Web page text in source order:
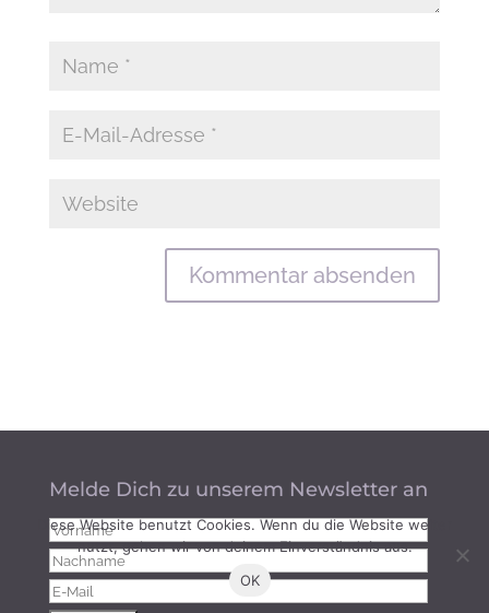
Melde Dich zu unserem Newsletter an
Diese Website benutzt Cookies. Wenn du die Website weiter
nutzt, gehen wir von deinem Einverständnis aus.
OK